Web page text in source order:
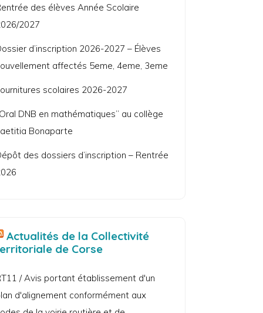
des élèves Année Scolaire
2027
d’inscription 2026-2027 – Élèves
affectés 5eme, 4eme, 3eme
scolaires 2026-2027
DNB en mathématiques” au collège
Bonaparte
des dossiers d’inscription – Rentrée
Actualités de la Collectivité
de Corse
/ Avis portant établissement d'un
d'alignement conformément aux